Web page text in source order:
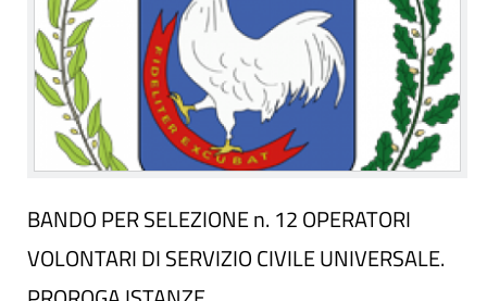
BANDO PER SELEZIONE n. 12 OPERATORI
VOLONTARI DI SERVIZIO CIVILE UNIVERSALE.